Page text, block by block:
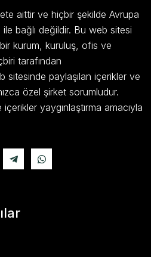
aittir ve hiçbir şekilde Avrupa
bağlı değildir. Bu web sitesi
kurum, kuruluş, ofis ve
tarafından
sitesinde paylaşılan içerikler ve
özel şirket sorumludur.
yaygınlaştırma amacıyla